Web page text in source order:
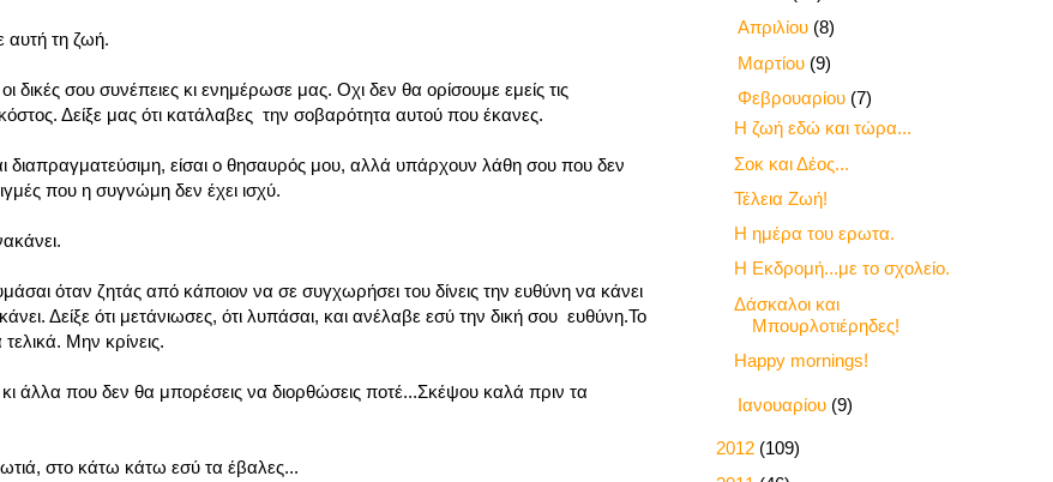
αυτή τη ζωή.
δικές σου συνέπειες κι ενημέρωσε μας. Οχι δεν θα ορίσουμε εμείς τις
Δείξε μας ότι κατάλαβες την σοβαρότητα αυτού που έκανες.
διαπραγματεύσιμη, είσαι ο θησαυρός μου, αλλά υπάρχουν λάθη σου που δεν
που η συγνώμη δεν έχει ισχύ.
όταν ζητάς από κάποιον να σε συγχωρήσει του δίνεις την ευθύνη να κάνει
Δείξε ότι μετάνιωσες, ότι λυπάσαι, και ανέλαβε εσύ την δική σου ευθύνη.Το
Μην κρίνεις.
άλλα που δεν θα μπορέσεις να διορθώσεις ποτέ...Σκέψου καλά πριν τα
στο κάτω κάτω εσύ τα έβαλες...
Απριλίου (8)
Μαρτίου (9)
Φεβρουαρίου (7)
Η ζωή εδώ και τώρα...
Σοκ και Δέος...
Τέλεια Ζωή!
Η ημέρα του ερωτα.
Η Εκδρομή...με το σχολείο.
Δάσκαλοι και
Μπουρλοτιέρηδες!
Happy mornings!
Ιανουαρίου (9)
2012 (109)